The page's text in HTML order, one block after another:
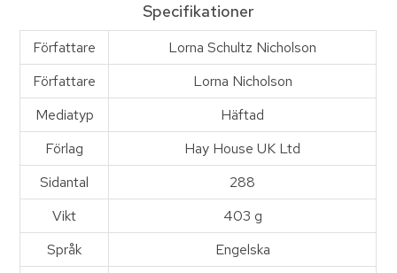
Specifikationer
Författare
Lorna Schultz Nicholson
Författare
Lorna Nicholson
Mediatyp
Häftad
Förlag
Hay House UK Ltd
Sidantal
288
Vikt
403 g
Språk
Engelska